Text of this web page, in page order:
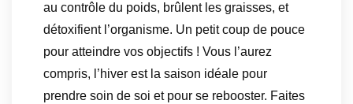
au contrôle du poids, brûlent les graisses, et
détoxifient l’organisme. Un petit coup de pouce
pour atteindre vos objectifs ! Vous l’aurez
compris, l’hiver est la saison idéale pour
prendre soin de soi et pour se rebooster. Faites